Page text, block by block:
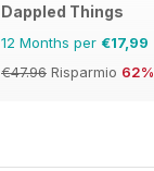
Dappled Things
12 Months per €17,99
€47.96 Risparmio 62%